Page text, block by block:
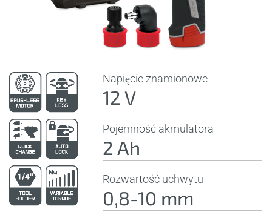
Napięcie znamionowe
12 V
Pojemność akmulatora
2 Ah
Rozwartość uchwytu
0,8-10 mm